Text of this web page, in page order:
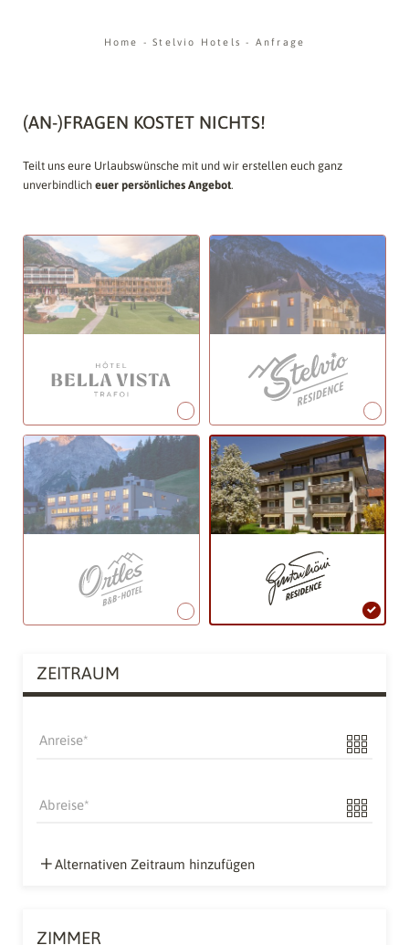
Home -Stelvio Hotels- Anfrage
(AN-)FRAGEN KOSTET NICHTS!
Teilt uns eure Urlaubswünsche mit und wir erstellen euch ganz
unverbindlich euer persönliches Angebot.
ZEITRAUM
Anreise
Abreise
Alternativen Zeitraum hinzufügen
ZIMMER